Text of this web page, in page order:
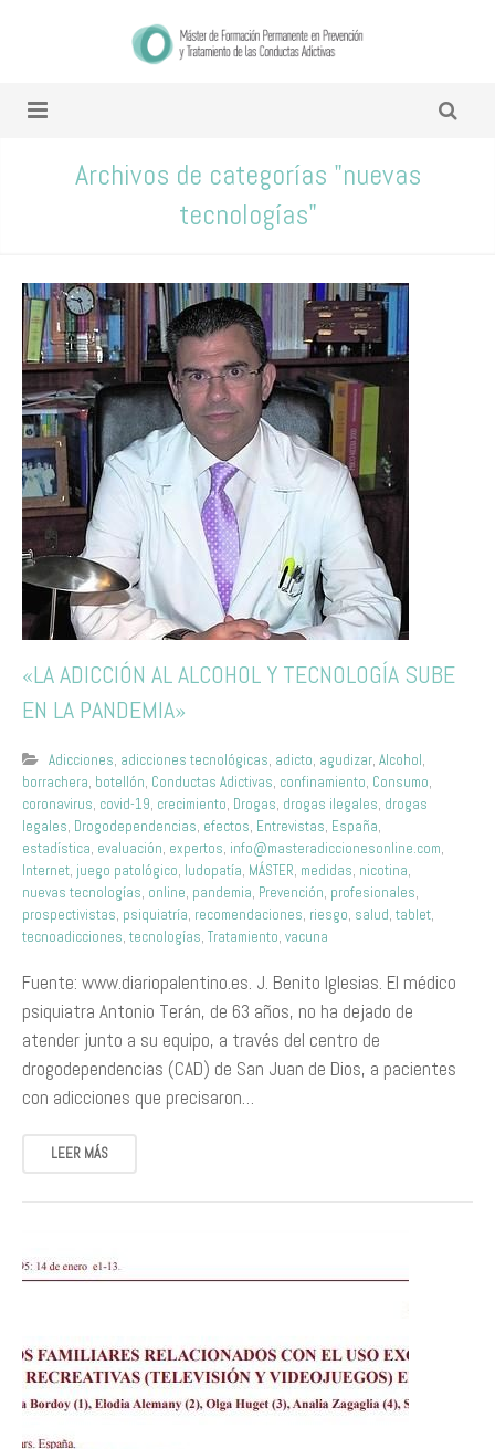
Archivos de categorías "nuevas
tecnologías"
«LA ADICCIÓN AL ALCOHOL Y TECNOLOGÍA SUBE
EN LA PANDEMIA»
Adicciones, adicciones tecnológicas, adicto, agudizar, Alcohol,
borrachera, botellón, Conductas Adictivas, confinamiento, Consumo,
coronavirus, covid-19, crecimiento, Drogas, drogas ilegales, drogas
legales, Drogodependencias, efectos, Entrevistas, España,
estadística, evaluación, expertos, info@masteradiccionesonline.com,
Internet, juego patológico, ludopatía, MÁSTER, medidas, nicotina,
nuevas tecnologías, online, pandemia, Prevención, profesionales,
prospectivistas, psiquiatría, recomendaciones, riesgo, salud, tablet,
tecnoadicciones, tecnologías, Tratamiento, vacuna
Fuente: www.diariopalentino.es. J. Benito Iglesias. El médico
psiquiatra Antonio Terán, de 63 años, no ha dejado de
atender junto a su equipo, a través del centro de
drogodependencias (CAD) de San Juan de Dios, a pacientes
con adicciones que precisaron…
LEER MÁS